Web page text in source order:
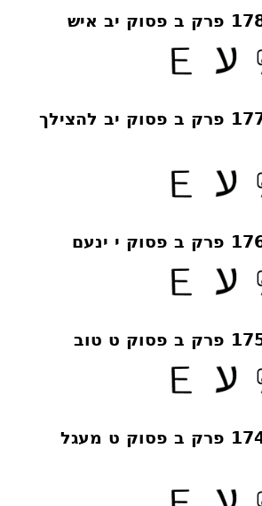
משלי 177 פרק ב פסוק יב להצילך
משלי 174 פרק ב פסוק ט מעגל